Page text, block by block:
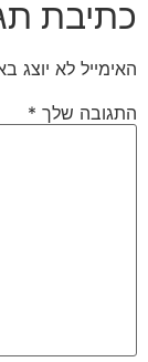
כתיבת
האימייל לא יוצג
התגובה שלך *